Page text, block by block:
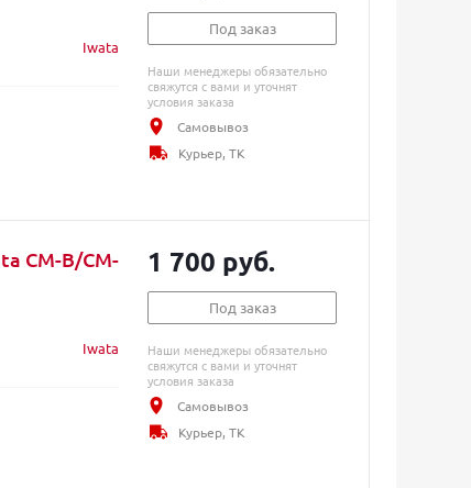
Iwata
Под заказ
Наши менеджеры обязательно
свяжутся с вами и уточнят
условия заказа
Самовывоз
Курьер, ТК
CM-B/CM-
Iwata
1 700 руб.
Под заказ
Наши менеджеры обязательно
свяжутся с вами и уточнят
условия заказа
Самовывоз
Курьер, ТК